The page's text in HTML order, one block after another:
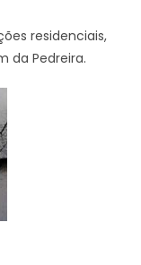
residenciais,
da Pedreira.